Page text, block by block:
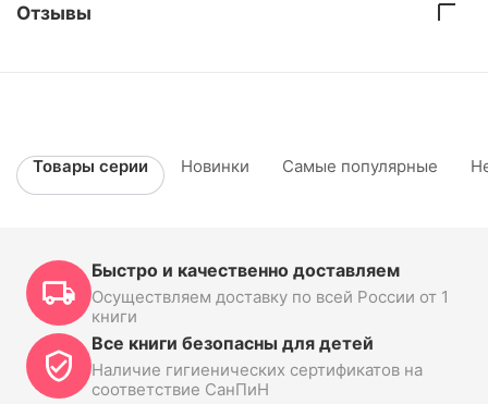
Отзывы
Товары серии Новинки Самые популярные
Быстро и качественно доставляем
Осуществляем доставку по всей России от 1
книги
Все книги безопасны для детей
Наличие гигиенических сертификатов на
соответствие СанПиН